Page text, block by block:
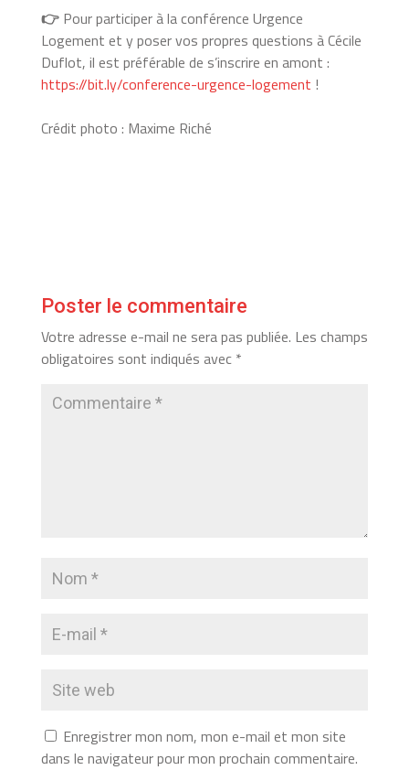
👉 Pour participer à la conférence Urgence
Logement et y poser vos propres questions à Cécile
Duflot, il est préférable de s’inscrire en amont :
https://bit.ly/conference-urgence-logement !
Crédit photo : Maxime Riché
Poster le commentaire
Votre adresse e-mail ne sera pas publiée. Les champs
obligatoires sont indiqués avec *
Enregistrer mon nom, mon e-mail et mon site
dans le navigateur pour mon prochain commentaire.